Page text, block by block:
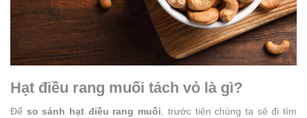
Hạt điều rang muối tách vỏ là gì?
Để so sánh hạt điều rang muối, trước tiên chúng ta sẽ đi tìm